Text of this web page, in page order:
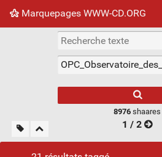
Marquepages WWW-CD.ORG
Nuage de tags Mur d'images
8976 shaares
1 / 2